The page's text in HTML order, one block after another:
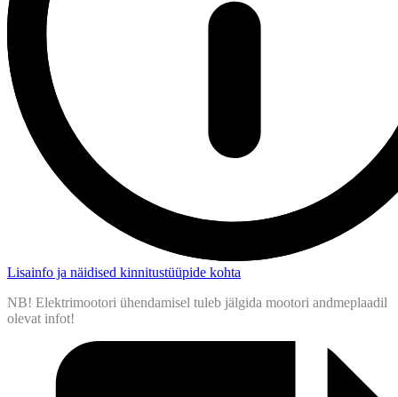
Lisainfo ja näidised kinnitustüüpide kohta
NB! Elektrimootori ühendamisel tuleb jälgida mootori andmeplaadil
olevat infot!